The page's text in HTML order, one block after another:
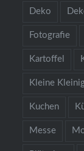
Deko
Fotografie
Kartoffel
Kleine
Kuchen
Messe